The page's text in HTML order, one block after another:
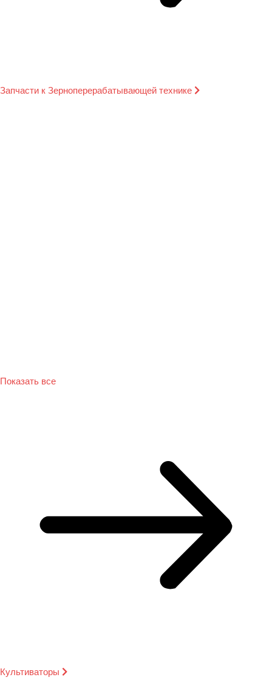
Запчасти к Зерноперерабатывающей технике
Показать все
Культиваторы